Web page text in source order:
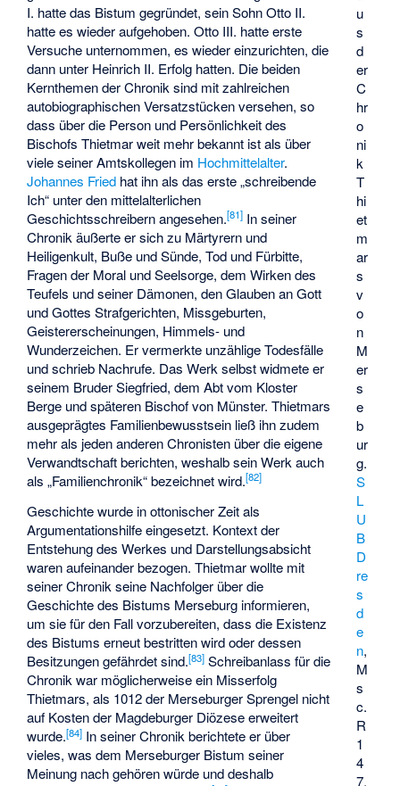
u
s
d
er
C
hr
o
ni
k
T
hi
et
m
ar
s
v
o
n
M
er
s
e
b
ur
g.
S
L
U
B
D
re
s
d
e
n,
M
s
c.
R
1
4
7,
I. hatte das Bistum gegründet, sein Sohn Otto II.
hatte es wieder aufgehoben. Otto III. hatte erste
Versuche unternommen, es wieder einzurichten, die
dann unter Heinrich II. Erfolg hatten. Die beiden
Kernthemen der Chronik sind mit zahlreichen
autobiographischen Versatzstücken versehen, so
dass über die Person und Persönlichkeit des
Bischofs Thietmar weit mehr bekannt ist als über
viele seiner Amtskollegen im Hochmittelalter.
Johannes Fried hat ihn als das erste „schreibende
Ich“ unter den mittelalterlichen
Geschichtsschreibern angesehen.[81] In seiner
Chronik äußerte er sich zu Märtyrern und
Heiligenkult, Buße und Sünde, Tod und Fürbitte,
Fragen der Moral und Seelsorge, dem Wirken des
Teufels und seiner Dämonen, den Glauben an Gott
und Gottes Strafgerichten, Missgeburten,
Geistererscheinungen, Himmels- und
Wunderzeichen. Er vermerkte unzählige Todesfälle
und schrieb Nachrufe. Das Werk selbst widmete er
seinem Bruder Siegfried, dem Abt vom Kloster
Berge und späteren Bischof von Münster. Thietmars
ausgeprägtes Familienbewusstsein ließ ihn zudem
mehr als jeden anderen Chronisten über die eigene
Verwandtschaft berichten, weshalb sein Werk auch
als „Familienchronik“ bezeichnet wird.[82]
Geschichte wurde in ottonischer Zeit als
Argumentationshilfe eingesetzt. Kontext der
Entstehung des Werkes und Darstellungsabsicht
waren aufeinander bezogen. Thietmar wollte mit
seiner Chronik seine Nachfolger über die
Geschichte des Bistums Merseburg informieren,
um sie für den Fall vorzubereiten, dass die Existenz
des Bistums erneut bestritten wird oder dessen
Besitzungen gefährdet sind.[83] Schreibanlass für die
Chronik war möglicherweise ein Misserfolg
Thietmars, als 1012 der Merseburger Sprengel nicht
auf Kosten der Magdeburger Diözese erweitert
wurde.[84] In seiner Chronik berichtete er über
vieles, was dem Merseburger Bistum seiner
Meinung nach gehören würde und deshalb